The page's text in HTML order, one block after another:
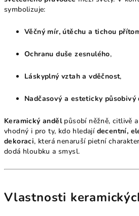
symbolizuje:
Věčný mír, útěchu a tichou
Ochranu duše zesnulého,
Láskyplný vztah a vděčnost,
Nadčasový a esteticky působivý
Keramický andělpůsobí něžně, citlivě
vhodný i pro ty, kdo hledají decentní,
dekoraci, která nenaruší pietní
dodá hloubku a smysl.
Vlastnosti